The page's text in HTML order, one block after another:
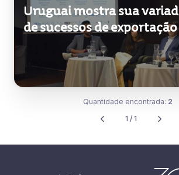
Uruguai mostra sua
de sucessos de exportação
Quantidade encontrada: 2
1 / 1